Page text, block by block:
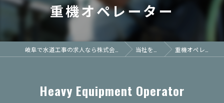
重機オペレーター
当社を知る 重機オペレーター
Heavy Equipment Operator